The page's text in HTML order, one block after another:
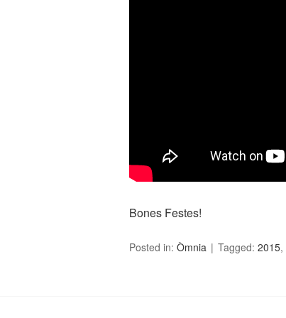
Bones Festes!
Posted in: Òmnia Tagged: 2015,